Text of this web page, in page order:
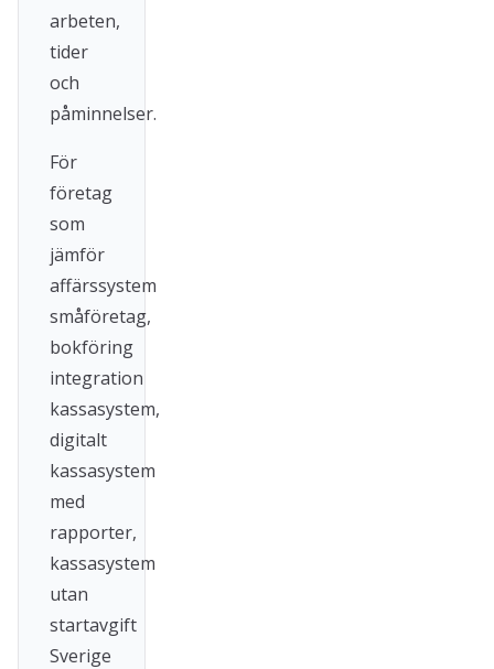
arbeten,
tider
och
påminnelser.
För
företag
som
jämför
affärssystem
småföretag,
bokföring
integration
kassasystem,
digitalt
kassasystem
med
rapporter,
kassasystem
utan
startavgift
Sverige